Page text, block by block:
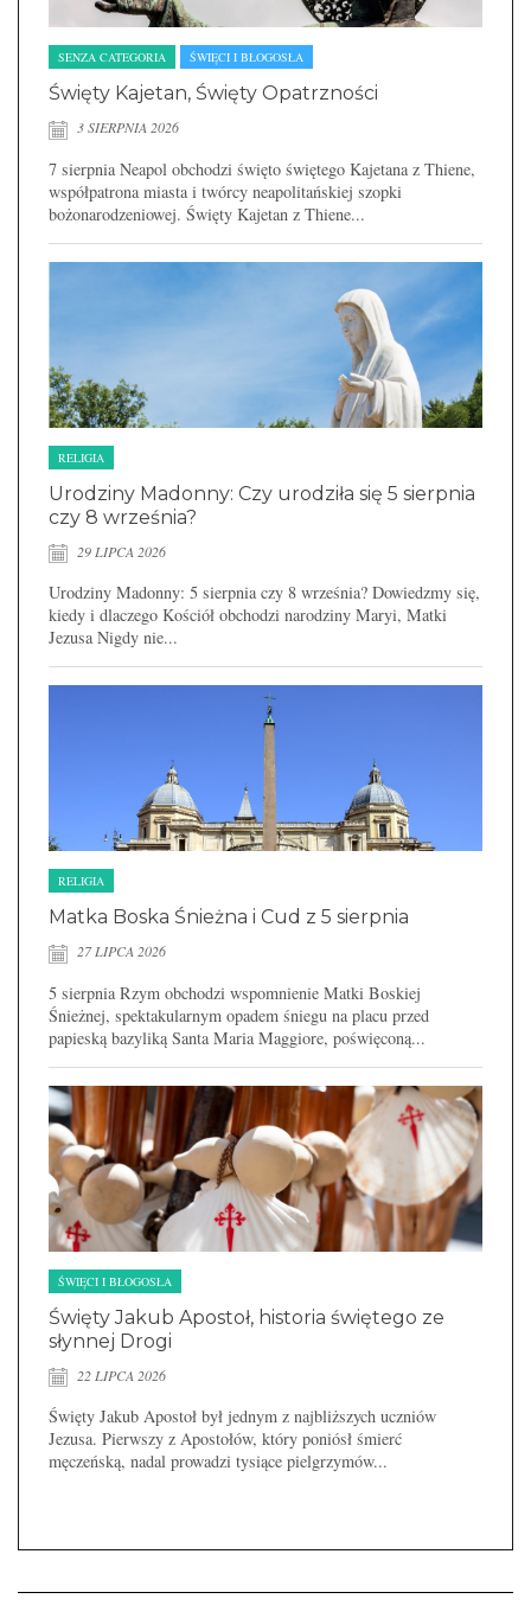
SENZA CATEGORIA ŚWIĘCI I BŁOGOSŁA
Święty Kajetan, Święty Opatrzności
3 SIERPNIA 2026
7 sierpnia Neapol obchodzi święto świętego Kajetana z Thiene,
współpatrona miasta i twórcy neapolitańskiej szopki
bożonarodzeniowej. Święty Kajetan z Thiene...
RELIGIA
Urodziny Madonny: Czy urodziła się 5 sierpnia
czy 8 września?
29 LIPCA 2026
Urodziny Madonny: 5 sierpnia czy 8 września? Dowiedzmy się,
kiedy i dlaczego Kościół obchodzi narodziny Maryi, Matki
Jezusa Nigdy nie...
RELIGIA
Matka Boska Śnieżna i Cud z 5 sierpnia
27 LIPCA 2026
5 sierpnia Rzym obchodzi wspomnienie Matki Boskiej
Śnieżnej, spektakularnym opadem śniegu na placu przed
papieską bazyliką Santa Maria Maggiore, poświęconą...
ŚWIĘCI I BŁOGOSŁA
Święty Jakub Apostoł, historia świętego ze
słynnej Drogi
22 LIPCA 2026
Święty Jakub Apostoł był jednym z najbliższych uczniów
Jezusa. Pierwszy z Apostołów, który poniósł śmierć
męczeńską, nadal prowadzi tysiące pielgrzymów...